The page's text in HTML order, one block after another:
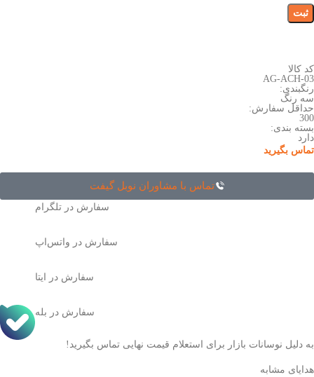
کد کالا
AG-ACH-03
رنگبندی:
سه رنگ
حداقل سفارش:
300
بسته بندی:
دارد
تماس بگیرید
تماس با مشاوران نوبل گیفت
سفارش در تلگرام
سفارش در واتس‌اپ
سفارش در ایتا
سفارش در بله
به دلیل نوسانات بازار برای استعلام قیمت نهایی تماس بگیرید!
هدایای مشابه